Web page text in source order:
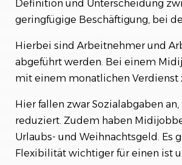
Definition und Unterscheidung
geringfügige Beschäftigung, bei
Hierbei sind Arbeitnehmer und
abgeführt werden. Bei einem
mit einem monatlichen Verdienst
Hier fallen zwar Sozialabgaben
reduziert. Zudem haben
Urlaubs- und Weihnachtsgeld. Es
Flexibilität wichtiger für einen ist